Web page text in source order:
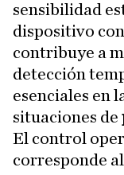
sensibilidad
dispositivo
contribuye a
detección
esenciales en
situaciones de
El control
corresponde al